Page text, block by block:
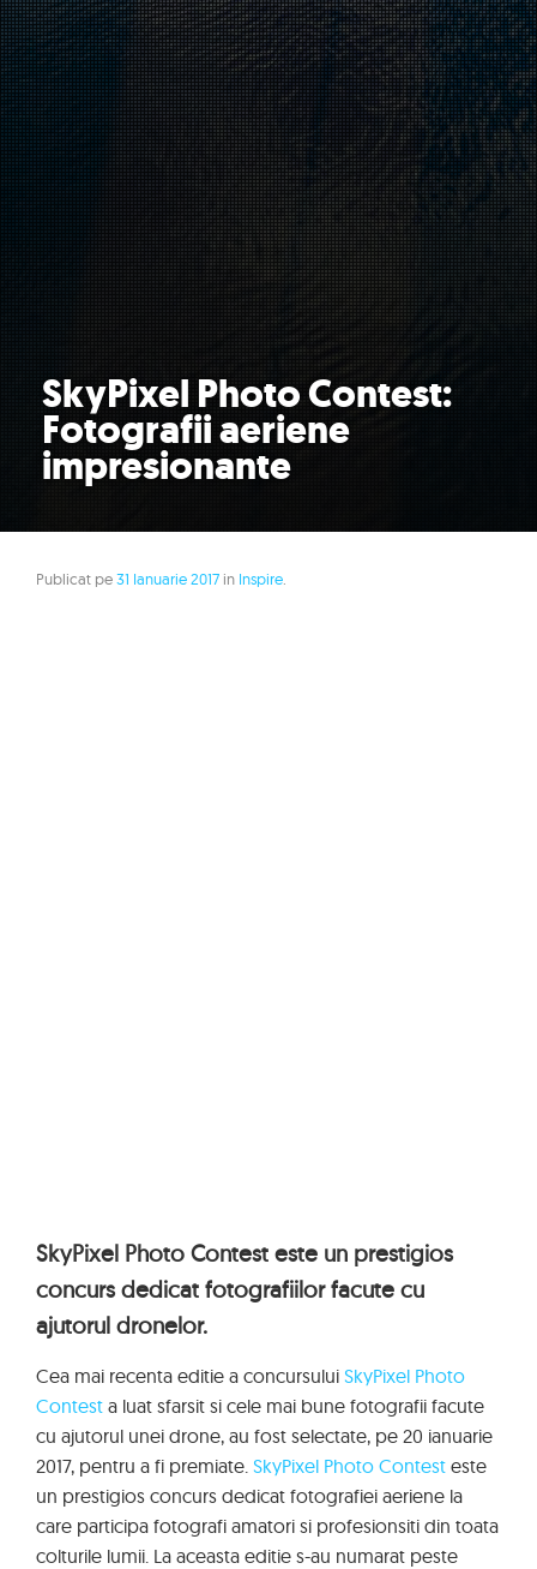
SkyPixel Photo Contest:
Fotografii aeriene
impresionante
Publicat pe31 Ianuarie 2017 in Inspire
SkyPixel Photo Contest este un prestigios
concurs dedicat fotografiilor facute cu
ajutorul dronelor.
Cea mai recenta editie a concursului SkyPixel Photo
Contest a luat sfarsit si cele mai bune fotografii facute
cu ajutorul unei drone, au fost selectate, pe 20 ianuarie
2017, pentru a fi premiate. SkyPixel Photo Contest este
un prestigios concurs dedicat fotografiei aeriene la
care participa fotografi amatori si profesionsiti din toata
colturile lumii. La aceasta editie s-au numarat peste